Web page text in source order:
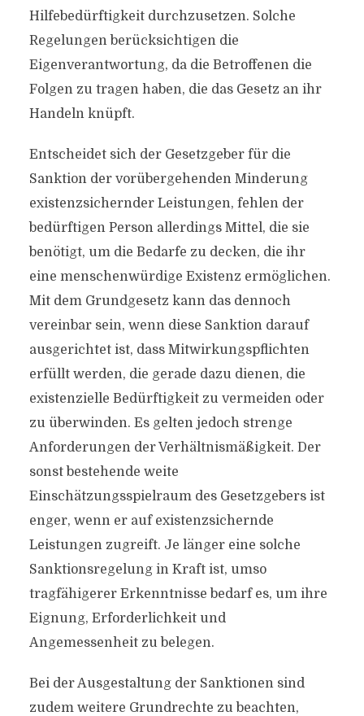
Hilfebedürftigkeit durchzusetzen. Solche
Regelungen berücksichtigen die
Eigenverantwortung, da die Betroffenen die
Folgen zu tragen haben, die das Gesetz an ihr
Handeln knüpft.
Entscheidet sich der Gesetzgeber für die
Sanktion der vorübergehenden Minderung
existenzsichernder Leistungen, fehlen der
bedürftigen Person allerdings Mittel, die sie
benötigt, um die Bedarfe zu decken, die ihr
eine menschenwürdige Existenz ermöglichen.
Mit dem Grundgesetz kann das dennoch
vereinbar sein, wenn diese Sanktion darauf
ausgerichtet ist, dass Mitwirkungspflichten
erfüllt werden, die gerade dazu dienen, die
existenzielle Bedürftigkeit zu vermeiden oder
zu überwinden. Es gelten jedoch strenge
Anforderungen der Verhältnismäßigkeit. Der
sonst bestehende weite
Einschätzungsspielraum des Gesetzgebers ist
enger, wenn er auf existenzsichernde
Leistungen zugreift. Je länger eine solche
Sanktionsregelung in Kraft ist, umso
tragfähigerer Erkenntnisse bedarf es, um ihre
Eignung, Erforderlichkeit und
Angemessenheit zu belegen.
Bei der Ausgestaltung der Sanktionen sind
zudem weitere Grundrechte zu beachten,